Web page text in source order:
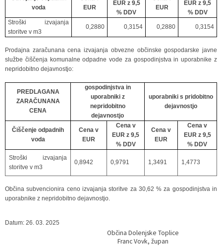
voda
EUR
EUR z 9,5
% DDV
EUR
EUR z 9,5
% DDV
Stroški izvajanja
storitve v m3
0,2880 0,3154 0,2880 0,3154
Prodajna zaračunana cena izvajanja obvezne občinske gospodarske javne
službe čiščenja komunalne odpadne vode za gospodinjstva in uporabnike z
nepridobitno dejavnostjo:
PREDLAGANA
ZARAČUNANA
CENA
gospodinjstva in
uporabniki z
nepridobitno
dejavnostjo
uporabniki s pridobitno
dejavnostjo
Čiščenje odpadnih
voda
Cena v
EUR
Cena v
EUR z 9,5
% DDV
Cena v
EUR
Cena v
EUR z 9,5
% DDV
Stroški izvajanja
storitve v m3
0,8942 0,9791 1,3491 1,4773
Občina subvencionira ceno izvajanja storitve za 30,62 % za gospodinjstva in
uporabnike z nepridobitno dejavnostjo.
Datum: 26. 03. 2025
Občina Dolenjske Toplice
Franc Vovk, župan